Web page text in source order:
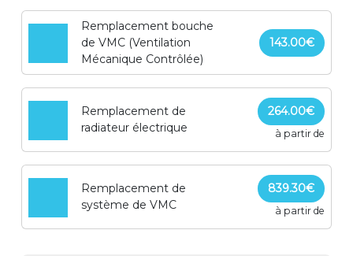
Remplacement bouche
de VMC (Ventilation
Mécanique Contrôlée)
143.00€
Remplacement de
radiateur électrique
264.00€
à partir de
Remplacement de
système de VMC
839.30€
à partir de